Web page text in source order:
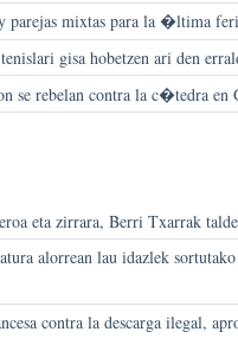
parejas mixtas para la �ltima
gisa hobetzen ari den
se rebelan contra la c�tedra en
eta zirrara, Berri Txarrak
alorrean lau idazlek
contra la descarga ilegal,